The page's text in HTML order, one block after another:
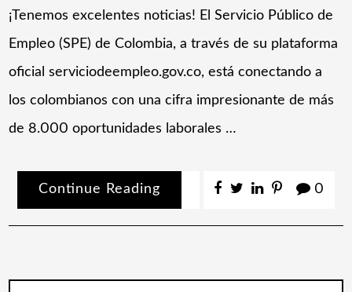
¡Tenemos excelentes noticias! El Servicio Público de
Empleo (SPE) de Colombia, a través de su plataforma
oficial serviciodeempleo.gov.co, está conectando a
los colombianos con una cifra impresionante de más
de 8.000 oportunidades laborales …
Continue Reading 0